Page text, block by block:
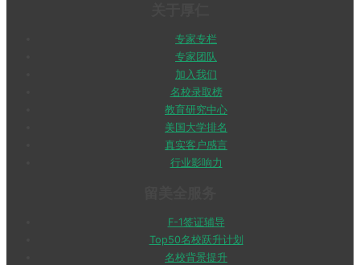
专家专栏
专家团队
加入我们
名校录取榜
教育研究中心
美国大学排名
真实客户感言
行业影响力
F-1签证辅导
Top50名校跃升计划
名校背景提升